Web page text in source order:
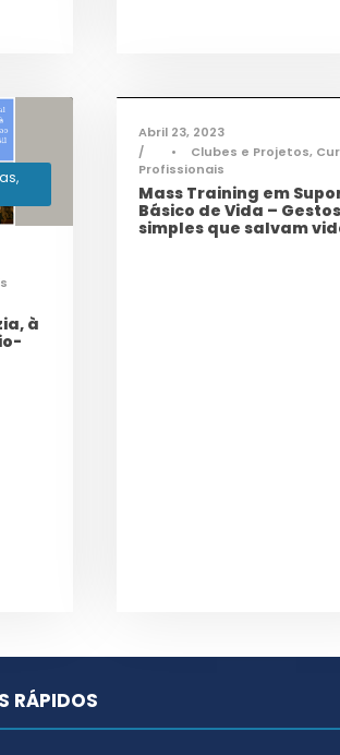
,
à
Abril 23, 2023
•
Clubes e Projetos,
Profissionais
Mass Training em
Básico de Vida – Gestos
simples que salvam
RÁPIDOS